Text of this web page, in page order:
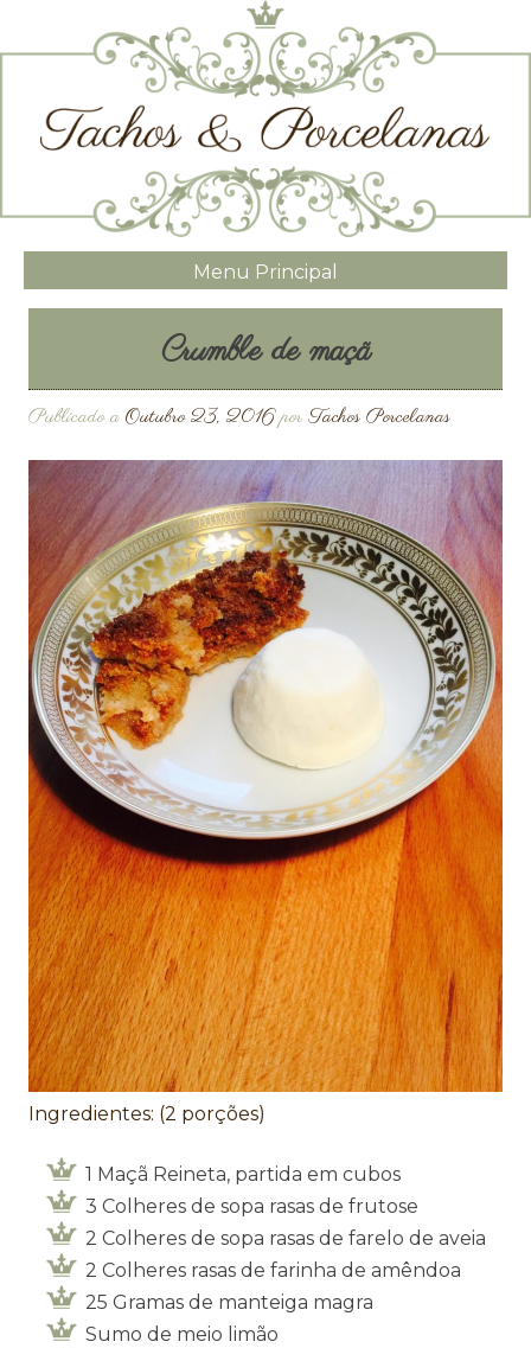
Menu Principal
Crumble de maçã
Publicado a Outubro 23, 2016por Tachos Porcelanas
Ingredientes: (2 porções)
1 Maçã Reineta, partida em cubos
3 Colheres de sopa rasas de frutose
2 Colheres de sopa rasas de farelo de aveia
2 Colheres rasas de farinha de amêndoa
25 Gramas de manteiga magra
Sumo de meio limão